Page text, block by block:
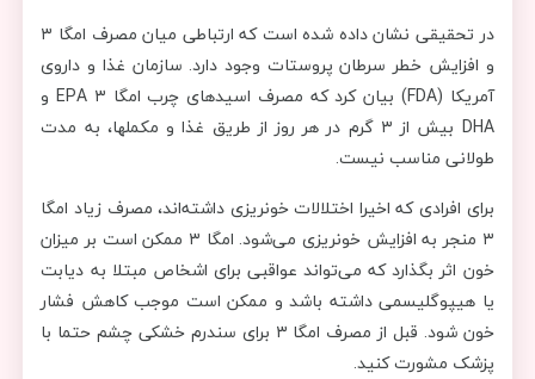
در تحقیقی نشان داده شده است که ارتباطی میان مصرف امگا ۳
و افزایش خطر سرطان پروستات وجود دارد. سازمان غذا و داروی
آمریکا (FDA) بیان کرد که مصرف اسیدهای چرب امگا ۳ EPA و
DHA بیش از ۳ گرم در هر روز از طریق غذا و مکملها، به مدت
طولانی مناسب نیست.
برای افرادی که اخیرا اختلالات خونریزی داشته‌اند، مصرف زیاد امگا
۳ منجر به افزایش خونریزی می‌شود. امگا ۳ ممکن است بر میزان
خون اثر بگذارد که می‌تواند عواقبی برای اشخاص مبتلا به دیابت
یا هیپوگلیسمی داشته باشد و ممکن است موجب کاهش فشار
خون شود. قبل از مصرف امگا ۳ برای سندرم خشکی چشم حتما با
پزشک مشورت کنید.